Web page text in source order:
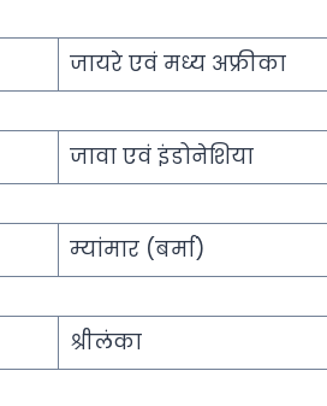
जायरे एवं मध्य अफ्रीका
जावा एवं इंडोनेशिया
म्यांमार (बर्मा)
श्रीलंका